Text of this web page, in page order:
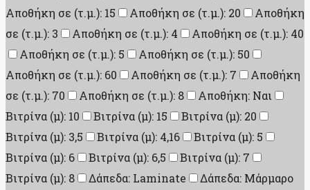
Αποθήκη σε (τ.μ.): 15
Αποθήκη σε (τ.μ.): 20
Αποθήκη
σε (τ.μ.): 3
Αποθήκη σε (τ.μ.): 4
Αποθήκη σε (τ.μ.): 40
Αποθήκη σε (τ.μ.): 5
Αποθήκη σε (τ.μ.): 50
Αποθήκη σε (τ.μ.): 60
Αποθήκη σε (τ.μ.): 7
Αποθήκη
σε (τ.μ.): 70
Αποθήκη σε (τ.μ.): 8
Αποθήκη: Ναι
Βιτρίνα (μ): 10
Βιτρίνα (μ): 15
Βιτρίνα (μ): 20
Βιτρίνα (μ): 3,5
Βιτρίνα (μ): 4,16
Βιτρίνα (μ): 5
Βιτρίνα (μ): 6
Βιτρίνα (μ): 6,5
Βιτρίνα (μ): 7
Βιτρίνα (μ): 8
Δάπεδα: Laminate
Δάπεδα: Μάρμαρο